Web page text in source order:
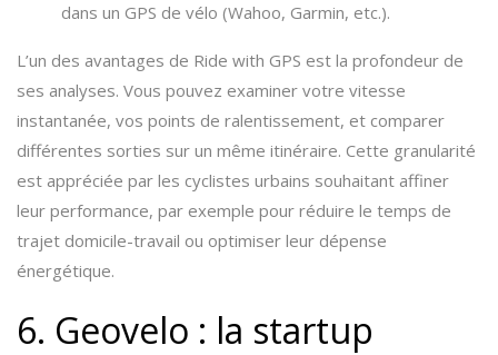
dans un GPS de vélo (Wahoo, Garmin, etc.).
L’un des avantages de Ride with GPS est la profondeur de
ses analyses. Vous pouvez examiner votre vitesse
instantanée, vos points de ralentissement, et comparer
différentes sorties sur un même itinéraire. Cette granularité
est appréciée par les cyclistes urbains souhaitant affiner
leur performance, par exemple pour réduire le temps de
trajet domicile-travail ou optimiser leur dépense
énergétique.
6. Geovelo : la startup